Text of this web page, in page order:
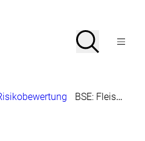
Suche
SucheMenü
BSE: Fleischhygienerechtliche Konsequenzen der Tötung wie Gehegewild gehaltener Rinder außerhalb von Schlachtbetrieben durch Kugelschuss auf Kopf oder Träger